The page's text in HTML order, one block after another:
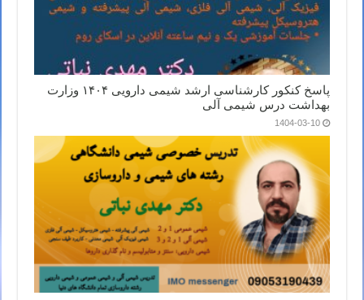
پاسخ کنکور کارشناسی ارشد شیمی دارویی ۱۴۰۴ وزارت
بهداشت درس شیمی آلی
1404-03-10